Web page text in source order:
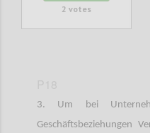
2 votes
3. Um bei
Geschäftsbeziehungen